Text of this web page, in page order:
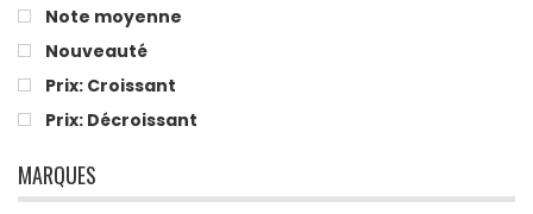
Note moyenne
Nouveauté
Prix: Croissant
Prix: Décroissant
MARQUES